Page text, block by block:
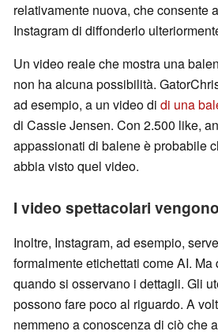
relativamente nuova, che consente
Instagram di diffonderlo
Un video reale che mostra una
non ha alcuna possibilità.
ad esempio, a un video di di una
di Cassie Jensen. Con 2.500 like,
appassionati di balene è probabile
abbia visto quel video.
I video spettacolari
Inoltre, Instagram, ad esempio,
formalmente etichettati come AI.
quando si osservano i dettagli. Gli
possono fare poco al riguardo. A
nemmeno a conoscenza di ciò che